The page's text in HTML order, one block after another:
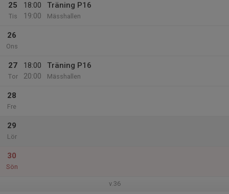
25
Tis
18:00
19:00
Träning P16
Mässhallen
26
Ons
27
Tor
18:00
20:00
Träning P16
Mässhallen
28
Fre
29
Lör
30
Sön
v.36